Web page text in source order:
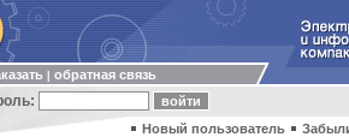
обратная связь
Новый пользователь